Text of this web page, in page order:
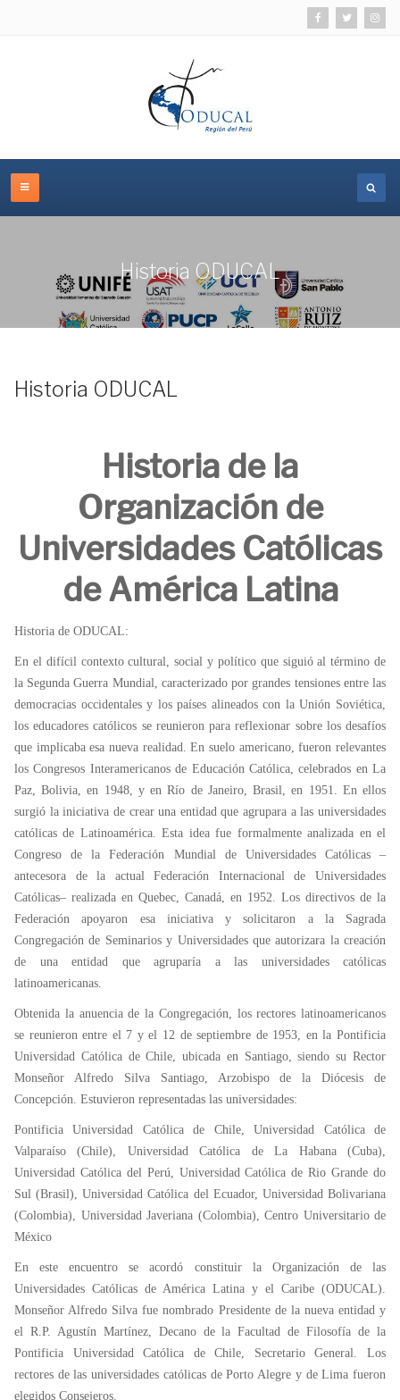
Historia ODUCAL
Historia ODUCAL
Historia de la
Organización de
Universidades Católicas
de América Latina
Historia de ODUCAL:
En el difícil contexto cultural, social y político que siguió al término de
la Segunda Guerra Mundial, caracterizado por grandes tensiones entre las
democracias occidentales y los países alineados con la Unión Soviética,
los educadores católicos se reunieron para reflexionar sobre los desafíos
que implicaba esa nueva realidad. En suelo americano, fueron relevantes
los Congresos Interamericanos de Educación Católica, celebrados en La
Paz, Bolivia, en 1948, y en Río de Janeiro, Brasil, en 1951. En ellos
surgió la iniciativa de crear una entidad que agrupara a las universidades
católicas de Latinoamérica. Esta idea fue formalmente analizada en el
Congreso de la Federación Mundial de Universidades Católicas –
antecesora de la actual Federación Internacional de Universidades
Católicas– realizada en Quebec, Canadá, en 1952. Los directivos de la
Federación apoyaron esa iniciativa y solicitaron a la Sagrada
Congregación de Seminarios y Universidades que autorizara la creación
de una entidad que agruparía a las universidades católicas
latinoamericanas.
Obtenida la anuencia de la Congregación, los rectores latinoamericanos
se reunieron entre el 7 y el 12 de septiembre de 1953, en la Pontificia
Universidad Católica de Chile, ubicada en Santiago, siendo su Rector
Monseñor Alfredo Silva Santiago, Arzobispo de la Diócesis de
Concepción. Estuvieron representadas las universidades:
Pontificia Universidad Católica de Chile, Universidad Católica de
Valparaíso (Chile), Universidad Católica de La Habana (Cuba),
Universidad Católica del Perú, Universidad Católica de Rio Grande do
Sul (Brasil), Universidad Católica del Ecuador, Universidad Bolivariana
(Colombia), Universidad Javeriana (Colombia), Centro Universitario de
México
En este encuentro se acordó constituir la Organización de las
Universidades Católicas de América Latina y el Caribe (ODUCAL).
Monseñor Alfredo Silva fue nombrado Presidente de la nueva entidad y
el R.P. Agustín Martínez, Decano de la Facultad de Filosofía de la
Pontificia Universidad Católica de Chile, Secretario General. Los
rectores de las universidades católicas de Porto Alegre y de Lima fueron
elegidos Consejeros.